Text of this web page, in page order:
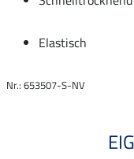
Elastisch
Nr.: 653507-S-NV